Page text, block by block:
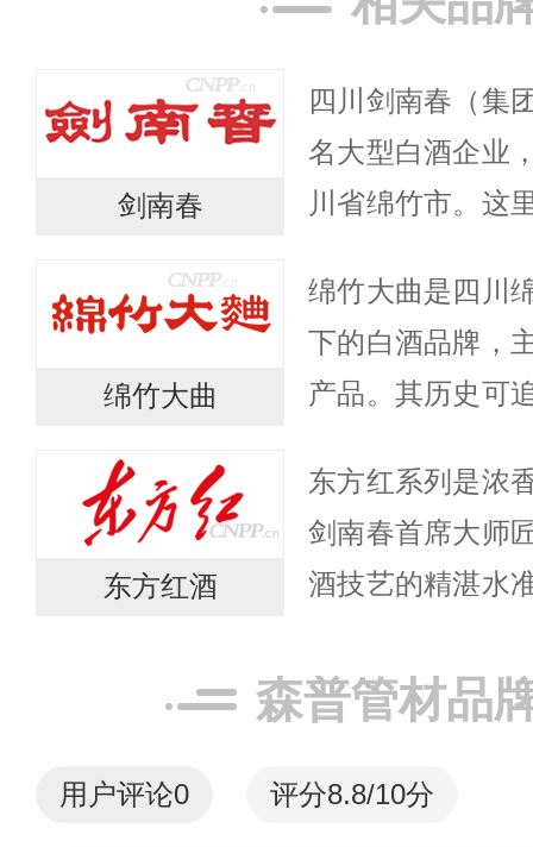
剑南春
四川剑南春（集
名大型白酒企业
川省绵竹市。这
史可以追溯到
为唐代...
绵竹大曲
绵竹大曲是四川
下的白酒品牌，
产品。其历史可
曲坊率先在成都
东方红酒
东方红系列是浓
剑南春首席大师
酒技艺的精湛水
技法发扬光大，
森普管材品
用户评论0 评分8.8/10分